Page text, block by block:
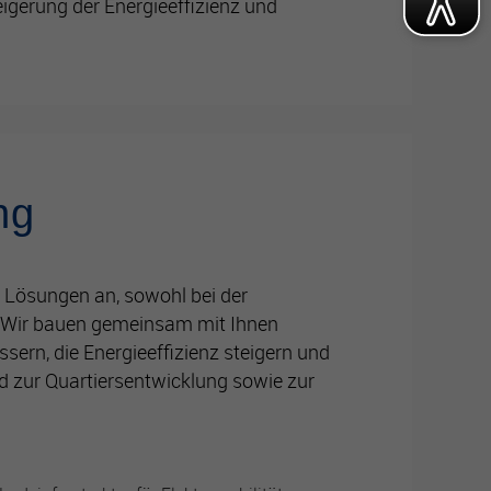
an, sowohl bei der
bauen gemeinsam mit Ihnen
die Energieeffizienz steigern und
zur Quartiersentwicklung sowie zur